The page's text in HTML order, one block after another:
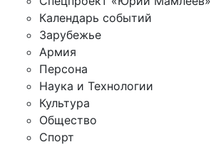
Календарь событий
Зарубежье
Армия
Персона
Наука и Технологии
Культура
Общество
Спорт